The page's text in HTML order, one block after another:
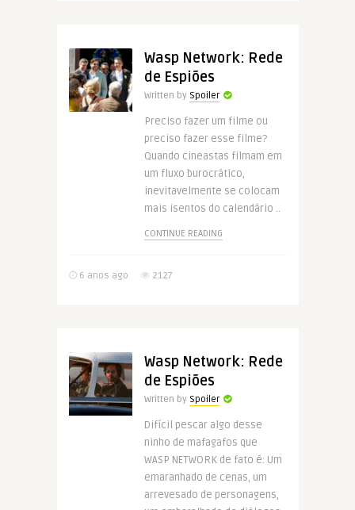
Wasp Network: Rede
de Espiões
Written by Spoiler
Preciso fazer um filme ou
preciso fazer esse filme?
Quando cineastas filmam em
um fluxo burocrático,
inevitavelmente se colocam
mais isentos do calendário ..
CONTINUE READING
6 anos ago 2127
Wasp Network: Rede
de Espiões
Written by Spoiler
Difícil pescar algo desse
ninho de mafagafos que
WASP NETWORK de fato é: Um
emaranhado de cenas, um
arrevesado de personagens,